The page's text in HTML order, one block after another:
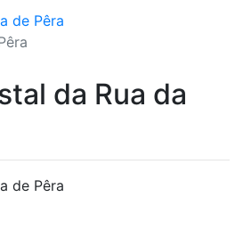
de Pêra
da Rua da
de Pêra